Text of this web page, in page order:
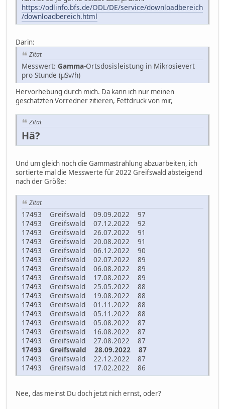
https://odlinfo.bfs.de/ODL/DE/service/downloadbereich
/downloadbereich.html
Darin:
Zitat
Messwert: Gamma-Ortsdosisleistung in Mikrosievert
pro Stunde (μSv/h)
Hervorhebung durch mich. Da kann ich nur meinen
geschätzten Vorredner zitieren, Fettdruck von mir,
Zitat
Hä?
Und um gleich noch die Gammastrahlung abzuarbeiten, ich
sortierte mal die Messwerte für 2022 Greifswald absteigend
nach der Größe:
Zitat
17493 Greifswald 09.09.2022 97
17493 Greifswald 07.12.2022 92
17493 Greifswald 26.07.2022 91
17493 Greifswald 20.08.2022 91
17493 Greifswald 06.12.2022 90
17493 Greifswald 02.07.2022 89
17493 Greifswald 06.08.2022 89
17493 Greifswald 17.08.2022 89
17493 Greifswald 25.05.2022 88
17493 Greifswald 19.08.2022 88
17493 Greifswald 01.11.2022 88
17493 Greifswald 05.11.2022 88
17493 Greifswald 05.08.2022 87
17493 Greifswald 16.08.2022 87
17493 Greifswald 27.08.2022 87
17493 Greifswald 28.09.2022 87
17493 Greifswald 22.12.2022 87
17493 Greifswald 17.02.2022 86
Nee, das meinst Du doch jetzt nich ernst, oder?